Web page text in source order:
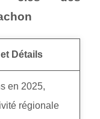
Détails
en 2025,
régionale